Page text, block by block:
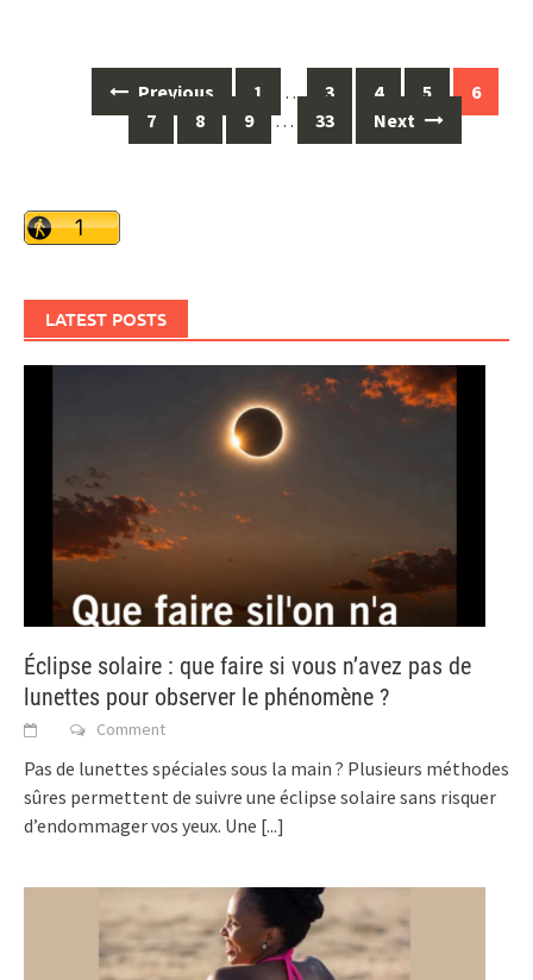
navigation
Previous 1 … 3 4 5
6
7
8 9 … 33 Next
LATEST POSTS
Éclipse solaire : que faire si vous n’avez pas de
lunettes pour observer le phénomène ?
Comment
Pas de lunettes spéciales sous la main ? Plusieurs méthodes
sûres permettent de suivre une éclipse solaire sans risquer
d’endommager vos yeux. Une [...]